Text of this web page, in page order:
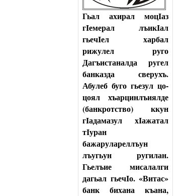
Гьал ахирал моцIаз
гIемерал лъикIал
гьечIел харбал
рижулел руго
Дагъистаналда ругел
банказда сверухъ.
Абулеб буго гьезул цо-
цоял хъарцинлъиялде
(банкротство) ккун
гIадамазул хIажатал
тIуран
бажарулареллъун
лъугьун ругилан.
Гьелъие мисалалги
дагьал гьечIо. «Витас»
банк бихана къана,